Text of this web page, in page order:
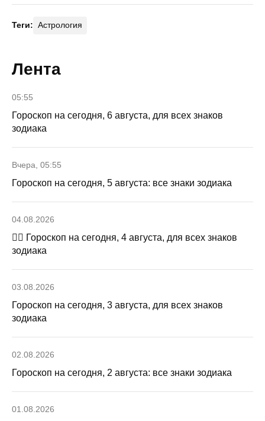
Теги: Астрология
Лента
05:55
Гороскоп на сегодня, 6 августа, для всех знаков
зодиака
Вчера, 05:55
Гороскоп на сегодня, 5 августа: все знаки зодиака
04.08.2026
🧙‍♀ Гороскоп на сегодня, 4 августа, для всех знаков
зодиака
03.08.2026
Гороскоп на сегодня, 3 августа, для всех знаков
зодиака
02.08.2026
Гороскоп на сегодня, 2 августа: все знаки зодиака
01.08.2026